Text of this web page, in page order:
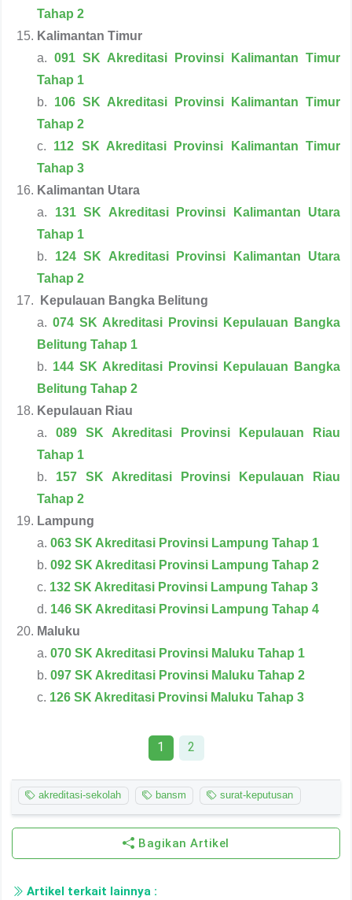
Tahap 2
Kalimantan Timur
a. 091 SK Akreditasi Provinsi Kalimantan Timur
Tahap 1
b. 106 SK Akreditasi Provinsi Kalimantan Timur
Tahap 2
c. 112 SK Akreditasi Provinsi Kalimantan Timur
Tahap 3
Kalimantan Utara
a. 131 SK Akreditasi Provinsi Kalimantan Utara
Tahap 1
b. 124 SK Akreditasi Provinsi Kalimantan Utara
Tahap 2
Kepulauan Bangka Belitung
a. 074 SK Akreditasi Provinsi Kepulauan Bangka
Belitung Tahap 1
b. 144 SK Akreditasi Provinsi Kepulauan Bangka
Belitung Tahap 2
Kepulauan Riau
a. 089 SK Akreditasi Provinsi Kepulauan Riau
Tahap 1
b. 157 SK Akreditasi Provinsi Kepulauan Riau
Tahap 2
Lampung
a. 063 SK Akreditasi Provinsi Lampung Tahap 1
b. 092 SK Akreditasi Provinsi Lampung Tahap 2
c. 132 SK Akreditasi Provinsi Lampung Tahap 3
d. 146 SK Akreditasi Provinsi Lampung Tahap 4
Maluku
a. 070 SK Akreditasi Provinsi Maluku Tahap 1
b. 097 SK Akreditasi Provinsi Maluku Tahap 2
c. 126 SK Akreditasi Provinsi Maluku Tahap 3
1 2
akreditasi-sekolah bansm surat-keputusan
Bagikan Artikel
Artikel terkait lainnya :